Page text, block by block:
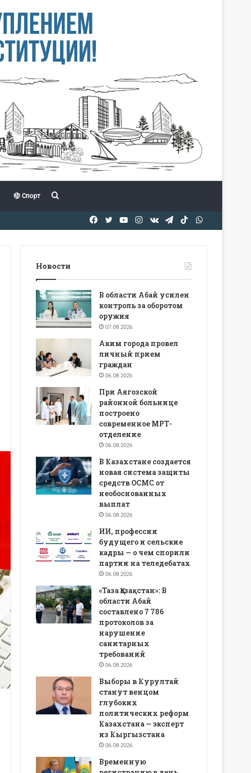
Спорт Іздеу
TikTok
Telegram
vk.com
Instagram
YouTube
Twitter
Facebook
Новости
В области Абай усилен
контроль за оборотом
оружия
07.08.2026
Аким города провел
личный прием
граждан
06.08.2026
При Аягозской
районной больнице
построено
современное МРТ-
отделение
06.08.2026
В Казахстане создается
новая система защиты
средств ОСМС от
необоснованных
выплат
06.08.2026
ИИ, профессии
будущего и сельские
кадры — о чем спорили
партии на теледебатах
06.08.2026
«Таза Қазақстан»: В
области Абай
составлено 7 786
протоколов за
нарушение
санитарных
требований
06.08.2026
Выборы в Курултай
станут венцом
глубоких
политических реформ
Казахстана — эксперт
из Кыргызстана
06.08.2026
Временную